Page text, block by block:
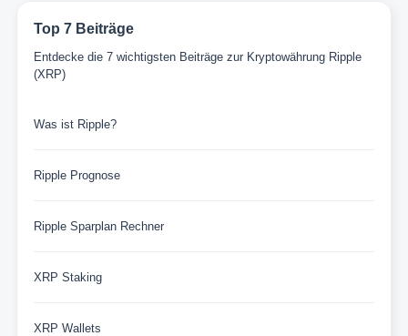
Top 7 Beiträge
Entdecke die 7 wichtigsten Beiträge zur Kryptowährung Ripple
(XRP)
Was ist Ripple?
Ripple Prognose
Ripple Sparplan Rechner
XRP Staking
XRP Wallets